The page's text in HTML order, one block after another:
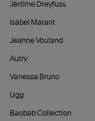
Jérôme Dreyfuss
Isabel Marant
Jeanne Vouland
Autry
Vanessa Bruno
Ugg
Baobab Collection